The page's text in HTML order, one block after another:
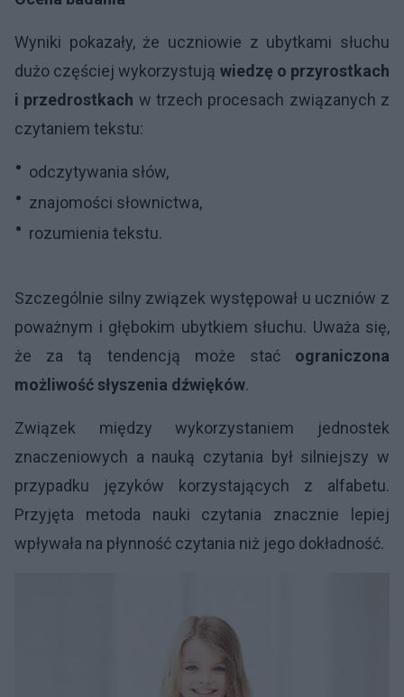
Wyniki pokazały, że uczniowie z ubytkami słuchu
dużo częściej wykorzystują wiedzę o przyrostkach
i przedrostkach w trzech procesach związanych z
czytaniem tekstu:
odczytywania słów,
znajomości słownictwa,
rozumienia tekstu.
Szczególnie silny związek występował u uczniów z
poważnym i głębokim ubytkiem słuchu. Uważa się,
że za tą tendencją może stać ograniczona
możliwość słyszenia dźwięków.
Związek między wykorzystaniem jednostek
znaczeniowych a nauką czytania był silniejszy w
przypadku języków korzystających z alfabetu.
Przyjęta metoda nauki czytania znacznie lepiej
wpływała na płynność czytania niż jego dokładność.